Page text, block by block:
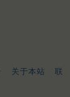
关于本站
联